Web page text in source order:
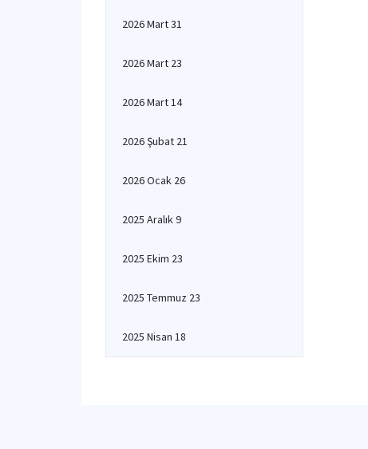
2026 Mart 31
2026 Mart 23
2026 Mart 14
2026 Şubat 21
2026 Ocak 26
2025 Aralık 9
2025 Ekim 23
2025 Temmuz 23
2025 Nisan 18